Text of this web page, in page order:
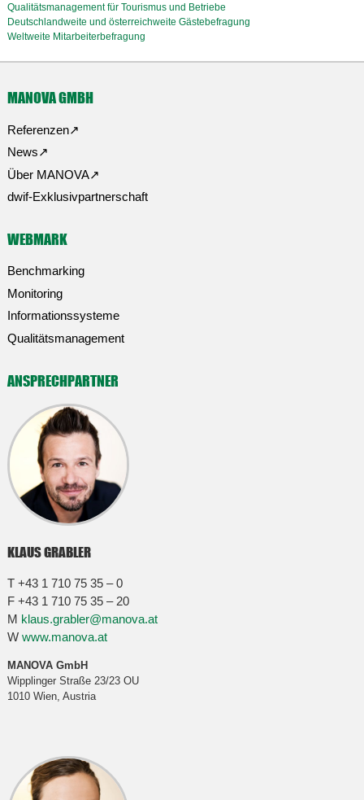
Qualitätsmanagement für Tourismus und Betriebe
Deutschlandweite und österreichweite Gästebefragung
Weltweite Mitarbeiterbefragung
MANOVA GMBH
Referenzen
News
Über MANOVA
dwif-Exklusivpartnerschaft
WEBMARK
Benchmarking
Monitoring
Informationssysteme
Qualitätsmanagement
ANSPRECHPARTNER
KLAUS GRABLER
T +43 1 710 75 35 – 0
F +43 1 710 75 35 – 20
M klaus.grabler@manova.at
W www.manova.at
MANOVA GmbH
Wipplinger Straße 23/23 OU
1010 Wien, Austria